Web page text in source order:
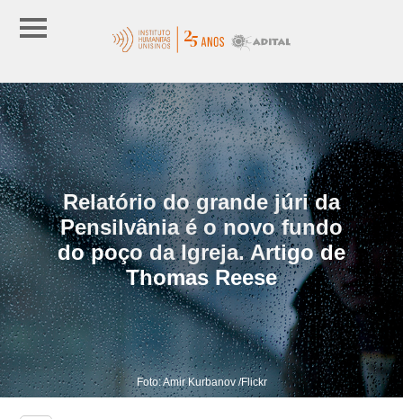
Relatório do grande júri da
Pensilvânia é o novo fundo
do poço da Igreja. Artigo de
Thomas Reese
Foto: Amir Kurbanov /Flickr